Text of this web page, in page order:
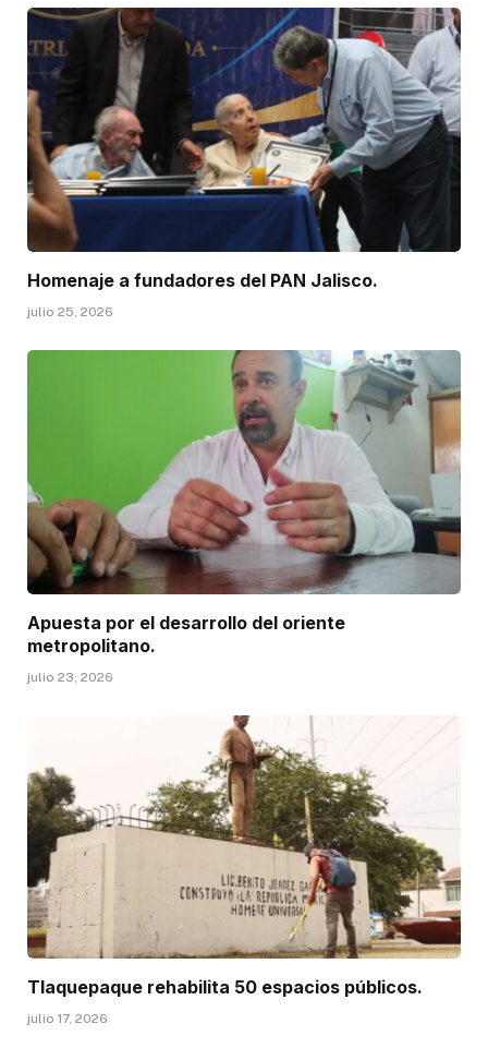
Homenaje a fundadores del PAN Jalisco.
julio 25, 2026
Apuesta por el desarrollo del oriente
metropolitano.
julio 23, 2026
Tlaquepaque rehabilita 50 espacios públicos.
julio 17, 2026